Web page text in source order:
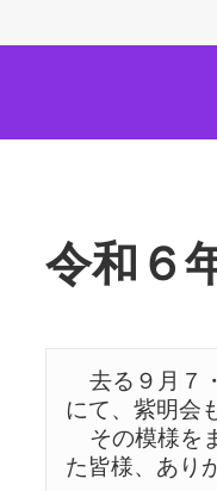
日:
令和６
にて、紫明会
た皆様、あり